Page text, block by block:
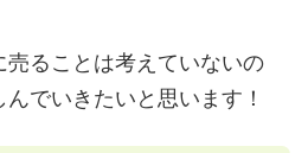
ることは考えていないの
でいきたいと思います！